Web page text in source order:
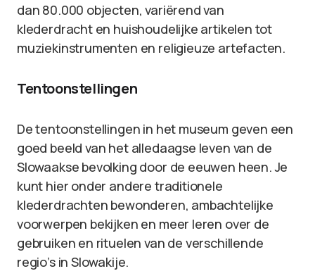
dan 80.000 objecten, variërend van
klederdracht en huishoudelijke artikelen tot
muziekinstrumenten en religieuze artefacten.
Tentoonstellingen
De tentoonstellingen in het museum geven een
goed beeld van het alledaagse leven van de
Slowaakse bevolking door de eeuwen heen. Je
kunt hier onder andere traditionele
klederdrachten bewonderen, ambachtelijke
voorwerpen bekijken en meer leren over de
gebruiken en rituelen van de verschillende
regio’s in Slowakije.